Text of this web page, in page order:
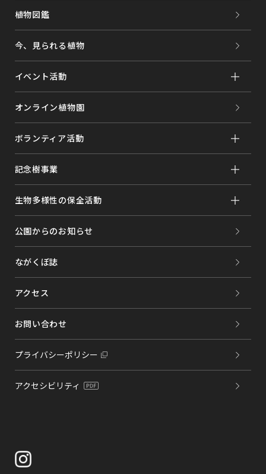
植物図鑑
今、見られる植物
イベント活動
オンライン植物園
ボランティア活動
記念樹事業
生物多様性の保全活動
公園からのお知らせ
ながくぼ誌
アクセス
お問い合わせ
プライバシーポリシー
アクセシビリティ